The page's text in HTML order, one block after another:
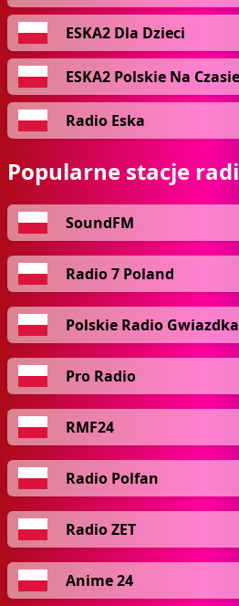
ESKA2 Dla Dzieci
ESKA2 Polskie Na Czasie
Radio Eska
Popularne stacje
SoundFM
Radio 7 Poland
Polskie Radio Gwiazdka
Pro Radio
RMF24
Radio Polfan
Radio ZET
Anime 24